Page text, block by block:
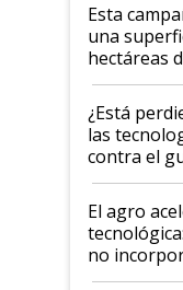
Esta
una
hectáreas
con una
variedades
salto
¿Está
las
contra el
desafío de
El agro
no
perder el